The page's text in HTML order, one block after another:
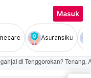
Masuk
Asuransiku
di Tenggorokan? Tenang,